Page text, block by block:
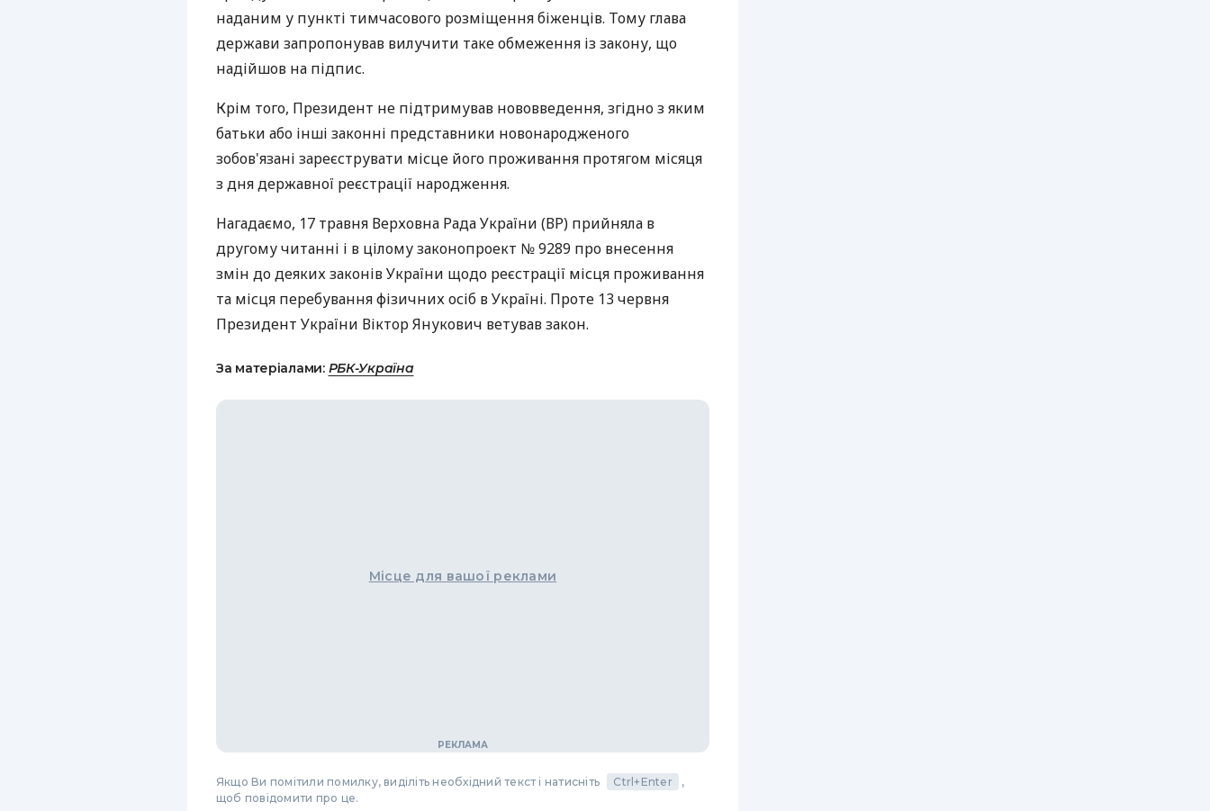
наданим у пункті тимчасового розміщення біженців. Тому глава
держави запропонував вилучити таке обмеження із закону, що
надійшов на підпис.
Крім того, Президент не підтримував нововведення, згідно з яким
батьки або інші законні представники новонародженого
зобов'язані зареєструвати місце його проживання протягом місяця
з дня державної реєстрації народження.
Нагадаємо, 17 травня Верховна Рада України (ВР) прийняла в
другому читанні і в цілому законопроект № 9289 про внесення
змін до деяких законів України щодо реєстрації місця проживання
та місця перебування фізичних осіб в Україні. Проте 13 червня
Президент України Віктор Янукович ветував закон.
За матеріалами: РБК-Україна
Місце для вашої реклами
Якщо Ви помітили помилку, виділіть необхідний текст і натисніть Ctrl+Enter
,
щоб повідомити про це.